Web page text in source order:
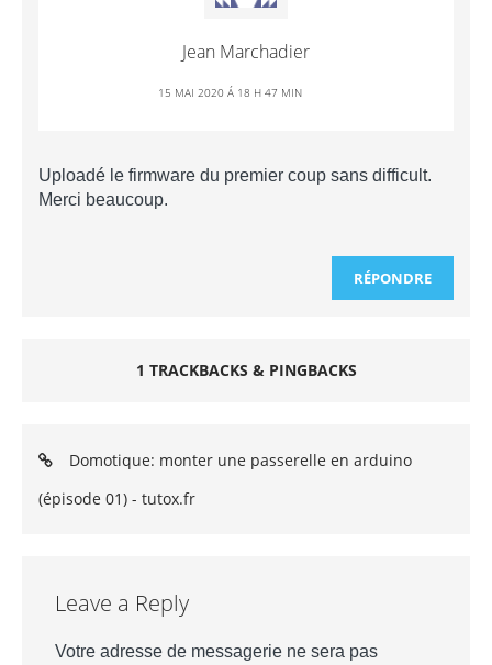
Jean Marchadier
15 MAI 2020 Á 18 H 47 MIN
Uploadé le firmware du premier coup sans difficult.
Merci beaucoup.
RÉPONDRE
1 TRACKBACKS & PINGBACKS
Domotique: monter une passerelle en arduino
(épisode 01) - tutox.fr
Leave a Reply
Votre adresse de messagerie ne sera pas